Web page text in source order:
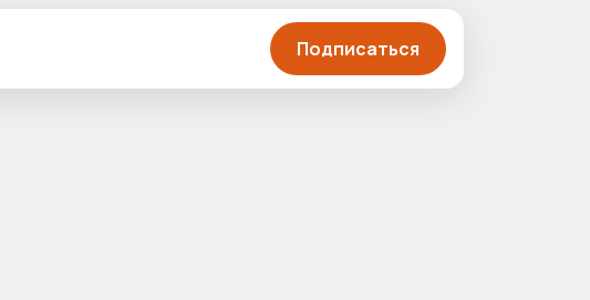
Подписаться